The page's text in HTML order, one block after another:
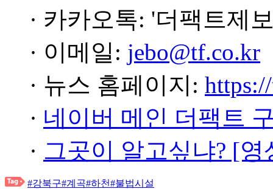
· 카카오톡: '더팩트제
· 이메일: jebo@tf.co.kr
· 뉴스 홈페이지:
· 네이버 메인 더팩트
· 그곳이 알고싶냐? [
#강북구#계곡#하천#불법시설